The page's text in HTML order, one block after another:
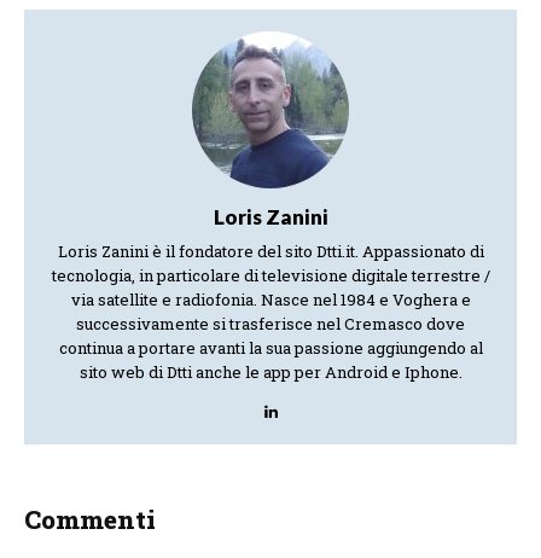
Loris Zanini
Loris Zanini è il fondatore del sito Dtti.it. Appassionato di
tecnologia, in particolare di televisione digitale terrestre /
via satellite e radiofonia. Nasce nel 1984 e Voghera e
successivamente si trasferisce nel Cremasco dove
continua a portare avanti la sua passione aggiungendo al
sito web di Dtti anche le app per Android e Iphone.
Commenti